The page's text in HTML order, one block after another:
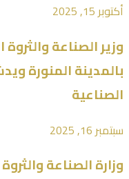
أكتوبر 15, 2025
وزير الصناعة
بالمدينة المنورة
الصناعية
سبتمبر 16, 2025
وزارة الصناعة